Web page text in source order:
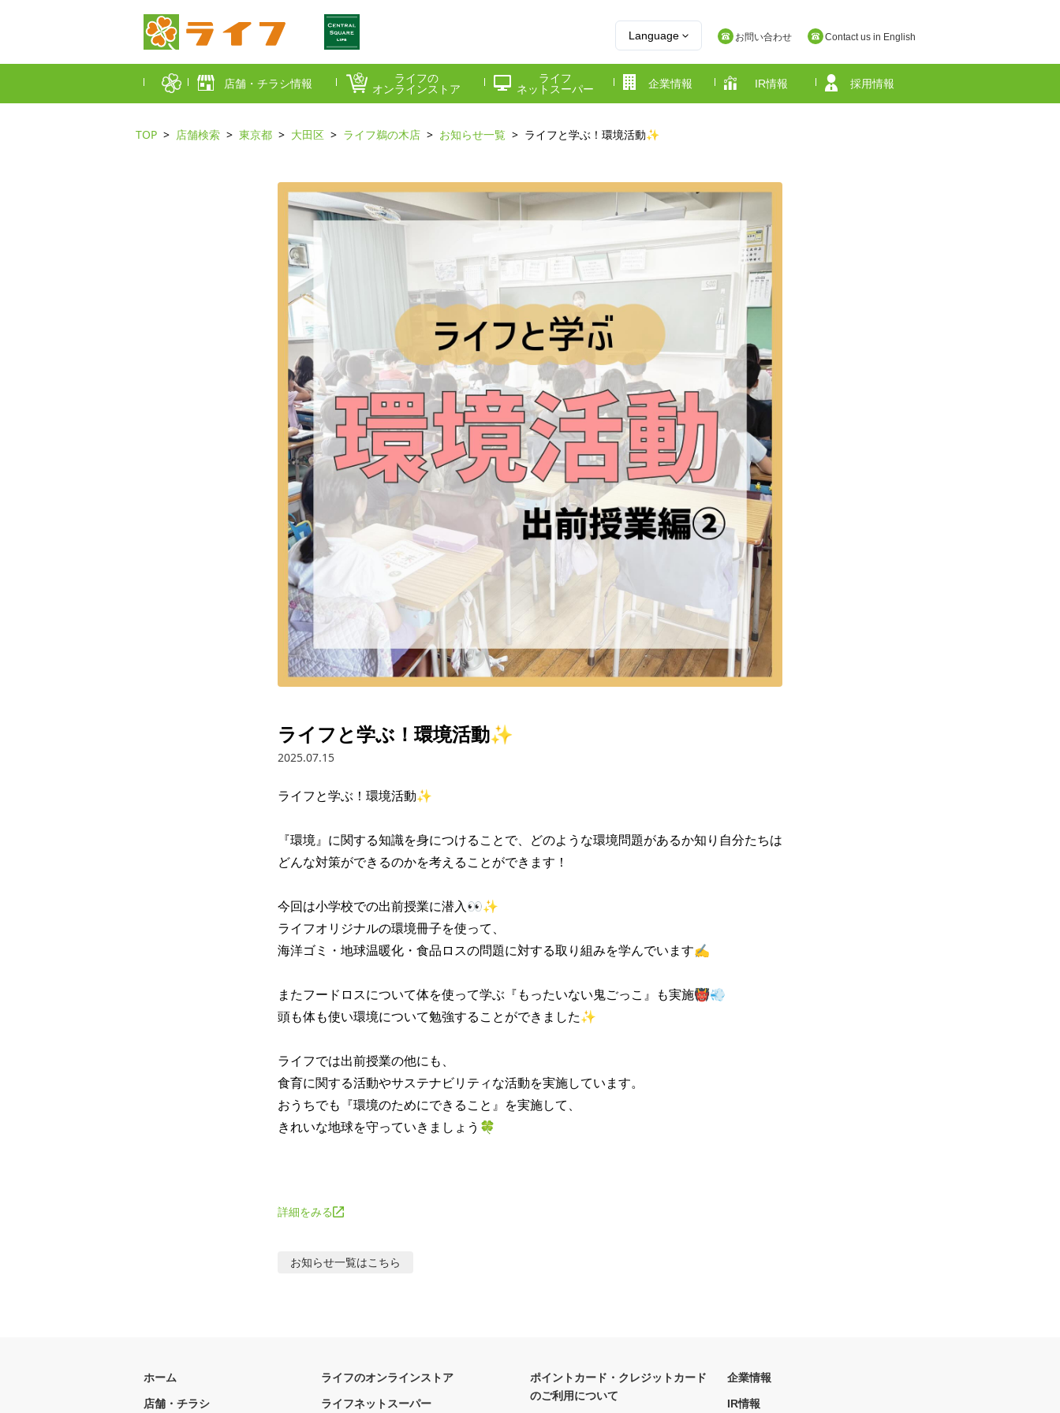
Language お問い合わせ Contact us in English
店舗・チラシ情報
奈良県
ライフの
オンラインストア
ライフ
ネットスーパー
企業情報 IR情報 採用情報
TOP 店舗検索 東京都 大田区 ライフ鵜の木店 お知らせ一覧 ライフと学ぶ！環境活動✨
ライフと学ぶ！環境活動✨
2025.07.15
ライフと学ぶ！環境活動✨
『環境』に関する知識を身につけることで、どのような環境問題があるか知り自分たちは
どんな対策ができるのかを考えることができます！
今回は小学校での出前授業に潜入👀✨
ライフオリジナルの環境冊子を使って、
海洋ゴミ・地球温暖化・食品ロスの問題に対する取り組みを学んでいます✍
またフードロスについて体を使って学ぶ『もったいない鬼ごっこ』も実施👹💨
頭も体も使い環境について勉強することができました✨
ライフでは出前授業の他にも、
食育に関する活動やサステナビリティな活動を実施しています。
おうちでも『環境のためにできること』を実施して、
きれいな地球を守っていきましょう🍀
詳細をみる
お知らせ一覧はこちら
ホーム
店舗・チラシ
ライフのオンラインストア
ライフネットスーパー
ポイントカード・クレジットカード
のご利用について
企業情報
IR情報